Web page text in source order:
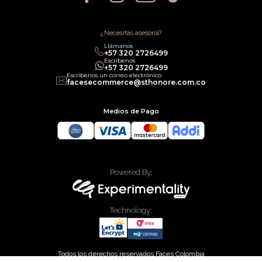
Política legal de Gift Cards¿Necesitas asesoría?
Llámanos
‎+57 320 2726499
Escríbenos
‎+57 320 2726499
Escríbenos un correo electrónico
facesecommerce@sthonore.com.co
Medios de Pago
Powered By:
Technology:
Todos los derechos reservados Faces Colombia